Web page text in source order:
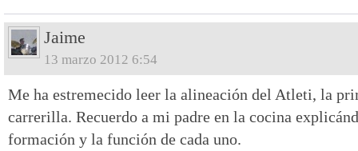
Jaime
13 marzo 2012 6:54
Me ha estremecido leer la alineación del Atleti, la
carrerilla. Recuerdo a mi padre en la cocina
formación y la función de cada uno.